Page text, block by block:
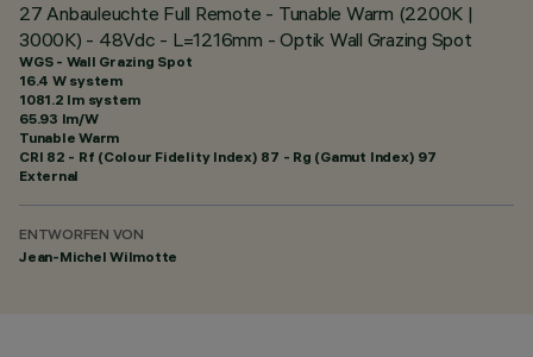
27 Anbauleuchte Full Remote - Tunable Warm (2200K |
3000K) - 48Vdc - L=1216mm - Optik Wall Grazing Spot
WGS - Wall Grazing Spot
16.4 W system
1081.2 lm system
65.93 lm/W
Tunable Warm
CRI 82 - Rf (Colour Fidelity Index) 87 - Rg (Gamut Index) 97
External
ENTWORFEN VON
Jean-Michel Wilmotte